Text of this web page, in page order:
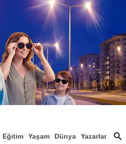
Eğitim Yaşam
Dünya
Yazarlar